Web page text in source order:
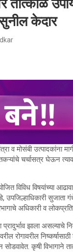
तात्काळ
केदार
व मोसंबी उत्पादकांना
चर्चासत्र घेऊन
विविध विषयांच्या
उपजिल्हाधिकारी
अधिकारी व
प्रादुर्भाव झाला
रोगावरील
सोडवावेत. कृषी